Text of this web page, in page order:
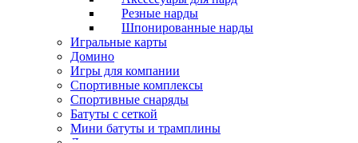
Резные нарды
Шпонированные нарды
Игральные карты
Домино
Игры для компании
Спортивные комплексы
Спортивные снаряды
Батуты с сеткой
Мини батуты и трамплины